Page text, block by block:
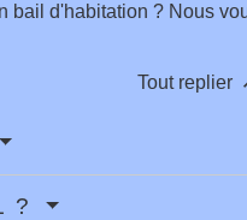
bail d'habitation ? Nous
Tout replier
?